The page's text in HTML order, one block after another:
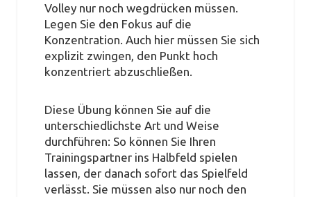
Volley nur noch wegdrücken müssen.
Legen Sie den Fokus auf die
Konzentration. Auch hier müssen Sie sich
explizit zwingen, den Punkt hoch
konzentriert abzuschließen.
Diese Übung können Sie auf die
unterschiedlichste Art und Weise
durchführen: So können Sie Ihren
Trainingspartner ins Halbfeld spielen
lassen, der danach sofort das Spielfeld
verlässt. Sie müssen also nur noch den